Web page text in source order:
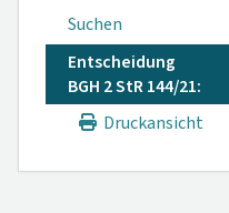
Suchen
Entscheidung
BGH 2 StR 144/21:
Druckansicht